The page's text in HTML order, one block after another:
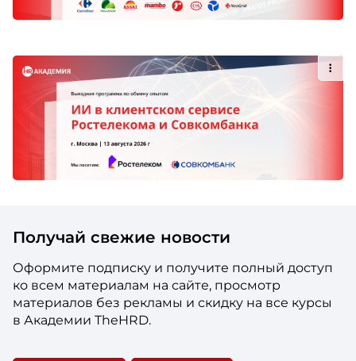
Получай свежие новости
Оформите подписку и получите полный доступ
ко всем материалам на сайте, просмотр
материалов без рекламы и скидку на все курсы
в Академии TheHRD.